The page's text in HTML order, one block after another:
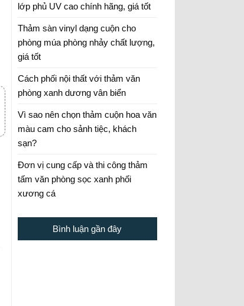
lớp phủ UV cao chính hãng, giá tốt
Thảm sàn vinyl dạng cuộn cho
phòng múa phòng nhảy chất lượng,
giá tốt
Cách phối nội thất với thảm văn
phòng xanh dương vân biển
Vì sao nên chọn thảm cuộn hoa văn
màu cam cho sảnh tiệc, khách
sạn?
Đơn vị cung cấp và thi công thảm
tấm văn phòng sọc xanh phối
xương cá
Bình luận gần đây